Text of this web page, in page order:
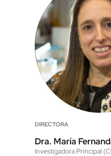
DIRECTORA
Dra. María
Investigadora Principal